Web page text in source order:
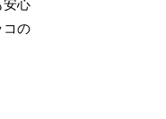
安心
コの